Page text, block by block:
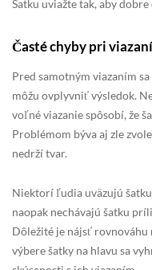
Šatku uviažte tak, aby
Časté chyby pri
Pred samotným viazaním
môžu ovplyvniť výsledok.
voľné viazanie spôsobí, že
Problémom býva aj zle
nedrží tvar.
Niektorí ľudia uväzujú
naopak nechávajú šatku
Dôležité je nájsť
výbere šatky na hlavu sa